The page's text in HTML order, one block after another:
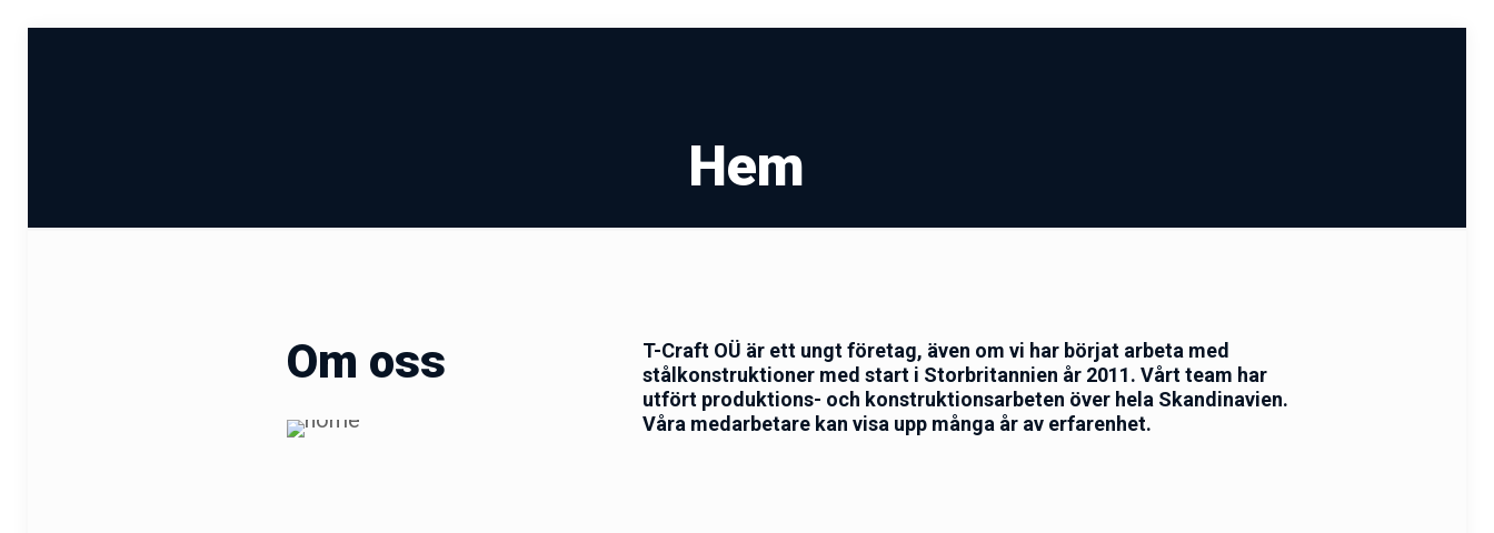
Hem
Om oss
T-Craft OÜ är ett ungt företag, även om vi har börjat arbeta med
stålkonstruktioner med start i Storbritannien år 2011. Vårt team har
utfört produktions- och konstruktionsarbeten över hela Skandinavien.
Våra medarbetare kan visa upp många år av erfarenhet.